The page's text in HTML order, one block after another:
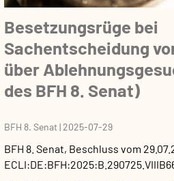
Besetzungsrüge bei
Sachentscheidung
über
des BFH 8. Senat)
BFH 8. Senat|2025-07-29
BFH 8. Senat, Beschluss vom